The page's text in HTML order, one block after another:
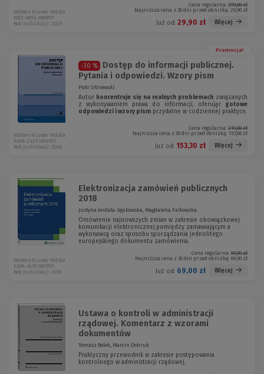
Cena regularna: 299,00 zł
Najniższa cena z 30 dni przed obniżką: 29,90 zł
Już od: 29,90 zł Więcej
Wolters Kluwer Polska
NEX-0854 W09P01
Rok publikacji: 2025
Promocja!
-30 %
Dostęp do informacji publicznej.
Pytania i odpowiedzi. Wzory pism
Piotr Sitniewski
Autor koncentruje się na realnych problemach związanych
z wykonywaniem prawa do informacji, oferując gotowe
odpowiedzi i wzory pism przydatne w codziennej praktyce.
Cena regularna: 219,00 zł
Najniższa cena z 30 dni przed obniżką: 157,68 zł
Już od: 153,30 zł Więcej
Wolters Kluwer Polska
KAM-2427 W04P01
Rok publikacji: 2026
Elektronizacja zamówień publicznych
2018
Justyna Andała-Sępkowska, Magdalena Falkowska
Omówienie najnowszych zmian w zakresie obowiązkowej
komunikacji elektronicznej pomiędzy zamawiającym a
wykonawcą oraz sposobu sporządzania jednolitego
europejskiego dokumentu zamówienia.
Cena regularna: 69,00 zł
Najniższa cena z 30 dni przed obniżką: 69,00 zł
Już od: 69,00 zł Więcej
Wolters Kluwer Polska
KAM-3476 W01P01
Rok publikacji: 2018
Ustawa o kontroli w administracji
rządowej. Komentarz z wzorami
dokumentów
Tomasz Bolek, Marcin Dobruk
Praktyczny przewodnik w zakresie postępowania
kontrolnego w administracji rządowej.